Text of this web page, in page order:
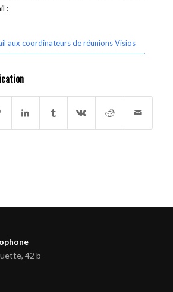
:
aux coordinateurs de réunions Visios
42 b